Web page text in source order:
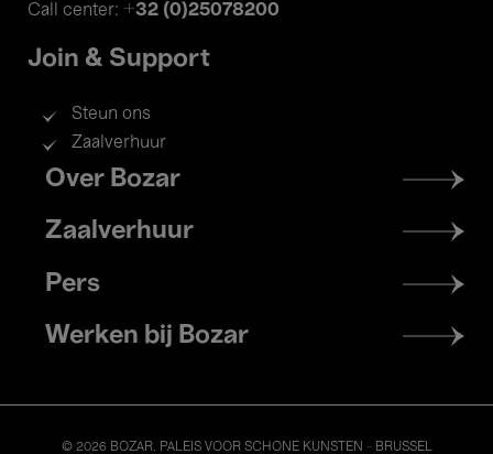
Call center: +32 (0)25078200
Join & Support
Steun ons
Zaalverhuur
Footer
menu
Over Bozar
Zaalverhuur
Pers
Werken bij Bozar
© 2026 BOZAR. PALEIS VOOR SCHONE KUNSTEN - BRUSSEL